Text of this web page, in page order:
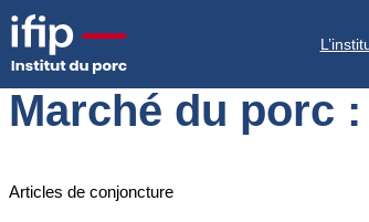
Accueil Place des marchés
Marché du porc
Articles de conjoncture